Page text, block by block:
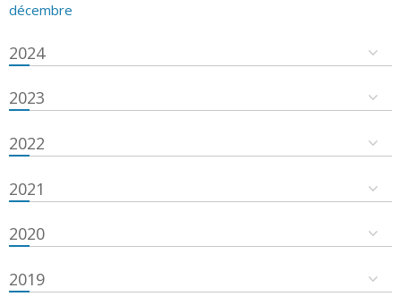
décembre
2024
2023
2022
2021
2020
2019